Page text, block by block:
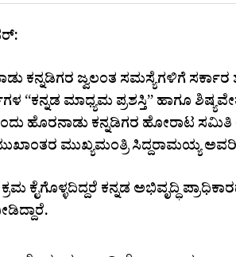
ಕನ್ನಡಿಗರ ಜ್ವಲಂತ ಸಮಸ್ಯೆಗಳಿಗೆ ಸರ್ಕಾರ
“ಕನ್ನಡ ಮಾಧ್ಯಮ ಪ್ರಶಸ್ತಿ” ಹಾಗೂ
ಹೊರನಾಡು ಕನ್ನಡಿಗರ ಹೋರಾಟ ಸಮಿತಿ
ಮುಖ್ಯಮಂತ್ರಿ ಸಿದ್ದರಾಮಯ್ಯ
ಕೈಗೊಳ್ಳದಿದ್ದರೆ ಕನ್ನಡ ಅಭಿವೃದ್ಧಿ